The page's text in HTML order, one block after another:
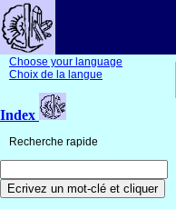
Choose your language
Choix de la langue
Index
Recherche rapide